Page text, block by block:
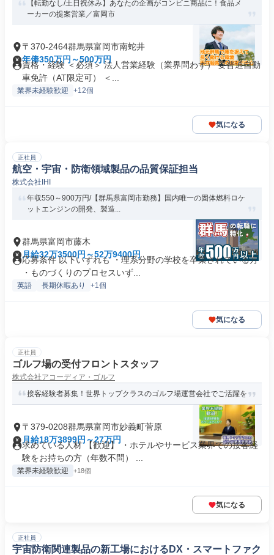
【転勤なし/土日祝休み】あなたの企画がコンビニ商品に！食品メ
ーカーの提案営業／富岡市
〒370-2464群馬県富岡市南蛇井
年俸350万円～500万円
資格・経験 ＜必須＞ 法人営業経験（業界問わず） 要普通自動
車免許（AT限定可） ＜...
業界未経験歓迎 +12個
気になる
正社員
航空・宇宙・防衛領域製品の品質保証担当
株式会社IHI
年収550～900万円/【群馬県富岡市勤務】国内唯一の固体燃料ロケ
ットエンジンの開発、製造...
群馬県富岡市藤木
月給32万3500円～52万9400円
応募条件 以下いずれも ・理系分野の学校を卒業されている方
・ものづくりのプロセスいず...
英語 長期休暇あり +1個
気になる
正社員
ゴルフ場の受付フロントスタッフ
株式会社アコーディア・ゴルフ
接客経験者募集！世界トップクラスのゴルフ場運営会社でご活躍を
〒379-0208群馬県富岡市妙義町菅原
月給18万3899円～27万円
求めている人材 【歓迎】 ・ホテルやサービス業界での接客経
験をお持ちの方（年数不問） ...
業界未経験歓迎 +18個
気になる
正社員
宇宙防衛関連製品の新工場におけるDX・スマートファク